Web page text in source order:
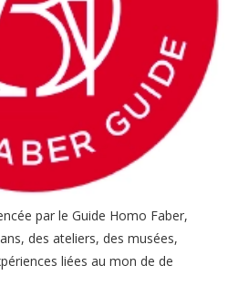
par le Guide Homo Faber,
des ateliers, des musées,
liées au mon de de